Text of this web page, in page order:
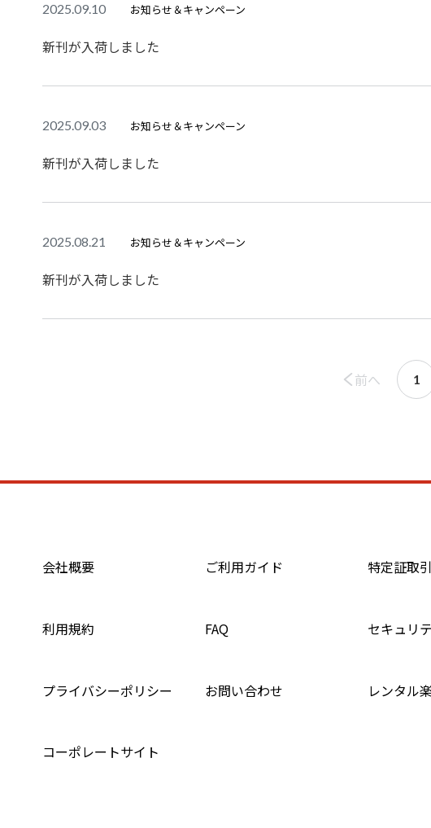
2025.09.10 お知らせ＆キャンペーン
新刊が入荷しました
2025.09.03 お知らせ＆キャンペーン
新刊が入荷しました
2025.08.21 お知らせ＆キャンペーン
新刊が入荷しました
前へ 1
会社概要 ご利用ガイド 特定証取
利用規約 FAQ セキュリ
プライバシーポリシー お問い合わせ レンタル
コーポレートサイト